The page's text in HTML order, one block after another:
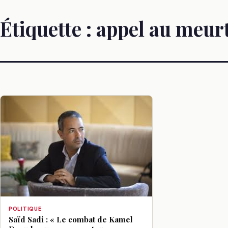
Étiquette : appel au
POLITIQUE
Saïd Sadi : « Le combat de Kamel